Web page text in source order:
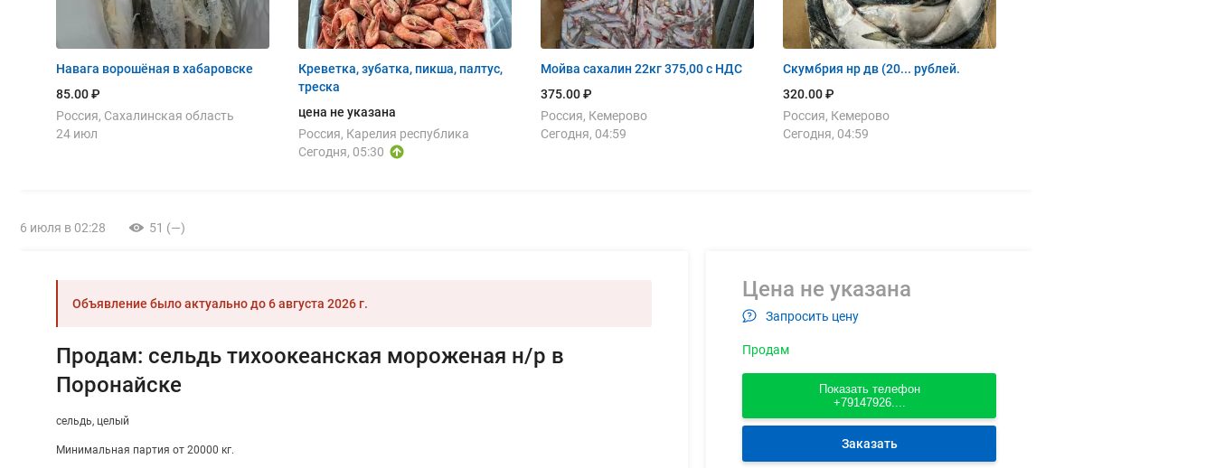
Навага ворошёная в хабаровске
85.00 ₽
Россия, Сахалинская область
24 июл
Креветка, зубатка, пикша, палтус,
треска
цена не указана
Россия, Карелия республика
Сегодня, 05:30
Мойва сахалин 22кг 375,00 с НДС
375.00 ₽
Россия, Кемерово
Сегодня, 04:59
Скумбрия нр дв (20... рублей.
320.00 ₽
Россия, Кемерово
Сегодня, 04:59
6 июля в 02:28 51 (—)
Объявление было актуально до6 августа 2026 г.
Продам: сельдь тихоокеанская мороженая н/р в
Поронайске
сельдь целый
Минимальная партия от 20000 кг.
Цена не указана
Запросить цену
Продам
Показать телефон
+79147926....
Заказать